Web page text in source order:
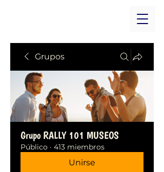
Grupos
Grupo RALLY 101 MUSEOS
Público · 413 miembros
Unirse